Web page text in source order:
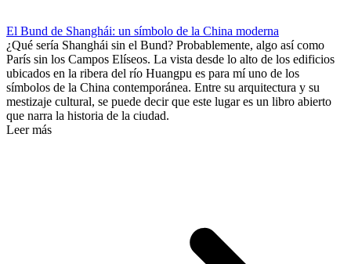
El Bund de Shanghái: un símbolo de la China moderna
¿Qué sería Shanghái sin el Bund? Probablemente, algo así como
París sin los Campos Elíseos. La vista desde lo alto de los edificios
ubicados en la ribera del río Huangpu es para mí uno de los
símbolos de la China contemporánea. Entre su arquitectura y su
mestizaje cultural, se puede decir que este lugar es un libro abierto
que narra la historia de la ciudad.
Leer más